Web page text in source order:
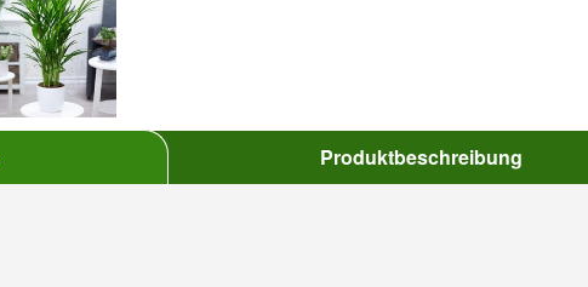
Produktbeschreibung